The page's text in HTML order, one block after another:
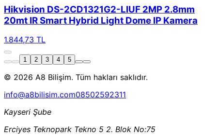
Hikvision DS-2CD1321G2-LIUF 2MP 2.8mm
20mt IR Smart Hybrid Light Dome IP Kamera
1.844,73 TL
1 2 3 4 5
© 2026 A8 Bilişim. Tüm hakları saklıdır.
info@a8bilisim.com08502592311
Kayseri Şube
Erciyes Teknopark Tekno 5 2. Blok No:75